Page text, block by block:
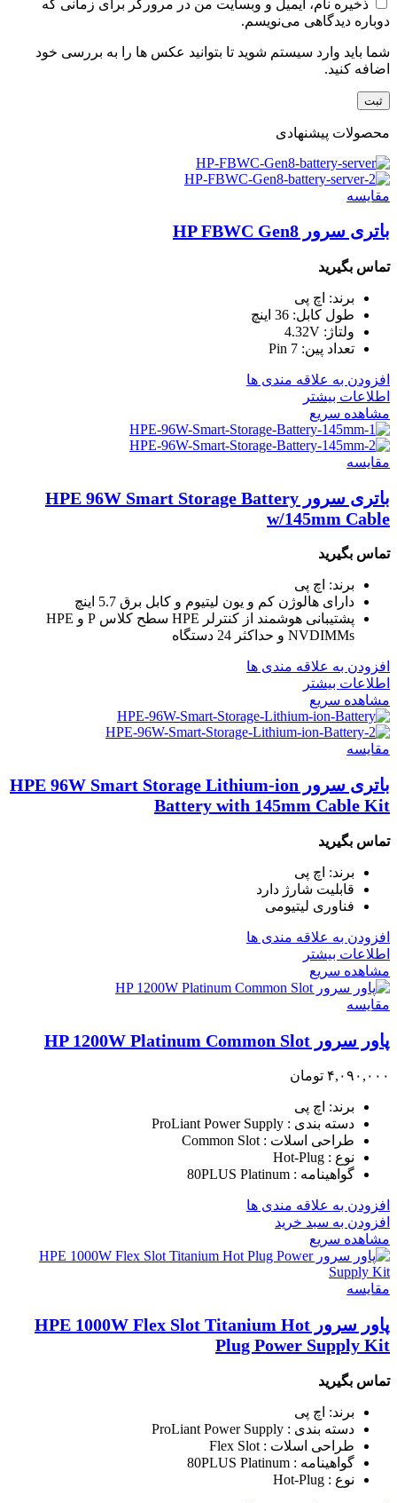
ذخیره نام، ایمیل و وبسایت من در مرورگر برای زمانی که
دوباره دیدگاهی می‌نویسم.
شما باید وارد سیستم شوید تا بتوانید عکس ها را به بررسی خود
اضافه کنید.
محصولات پیشنهادی
مقایسه
باتری سرور HP FBWC Gen8
تماس بگیرید
برند: اچ پی
طول کابل: 36 اینچ
ولتاژ: 4.32V
تعداد پین: 7 Pin
افزودن به علاقه مندی ها
اطلاعات بیشتر
مشاهده سریع
مقایسه
باتری سرور HPE 96W Smart Storage Battery
w/145mm Cable
تماس بگیرید
برند: اچ پی
دارای هالوژن کم و یون لیتیوم و کابل برق 5.7 اینچ
پشتیبانی هوشمند از کنترلر HPE سطح کلاس P و HPE
NVDIMMs و حداکثر 24 دستگاه
افزودن به علاقه مندی ها
اطلاعات بیشتر
مشاهده سریع
مقایسه
باتری سرور HPE 96W Smart Storage Lithium-ion
Battery with 145mm Cable Kit
تماس بگیرید
برند: اچ پی
قابلیت شارژ دارد
فناوری لیتیومی
افزودن به علاقه مندی ها
اطلاعات بیشتر
مشاهده سریع
مقایسه
پاور سرور HP 1200W Platinum Common Slot
۴,۰۹۰,۰۰۰ تومان
برند: اچ پی
دسته بندی : ProLiant Power Supply
طراحی اسلات : Common Slot
نوع : Hot-Plug
گواهینامه : 80PLUS Platinum
افزودن به علاقه مندی ها
افزودن به سبد خرید
مشاهده سریع
مقایسه
پاور سرور HPE 1000W Flex Slot Titanium Hot
Plug Power Supply Kit
تماس بگیرید
برند: اچ پی
دسته بندی : ProLiant Power Supply
طراحی اسلات : Flex Slot
گواهینامه : 80PLUS Platinum
نوع : Hot-Plug